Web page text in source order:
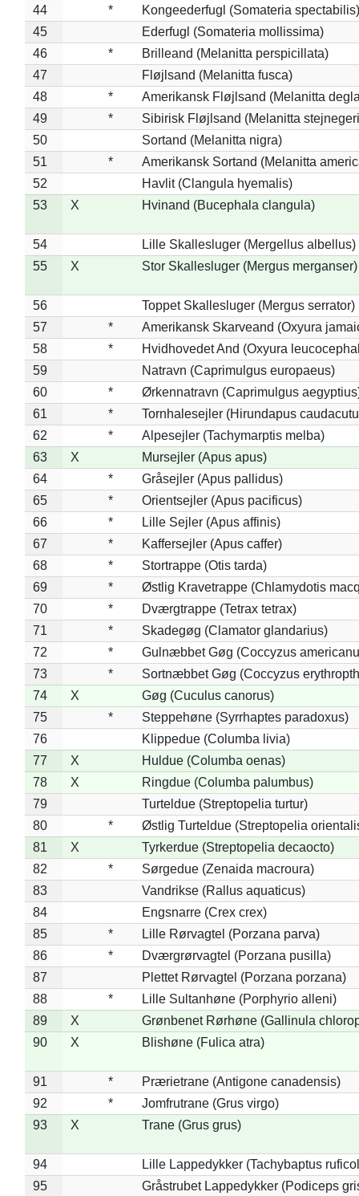
44
*
Kongeederfugl (Somateria spectabilis)
45
Ederfugl (Somateria mollissima)
46
*
Brilleand (Melanitta perspicillata)
47
Fløjlsand (Melanitta fusca)
48
*
Amerikansk Fløjlsand (Melanitta
49
*
Sibirisk Fløjlsand (Melanitta
50
Sortand (Melanitta nigra)
51
*
Amerikansk Sortand (Melanitta
52
Havlit (Clangula hyemalis)
53
X Hvinand (Bucephala clangula)
54
Lille Skallesluger (Mergellus albellus)
55
X Stor Skallesluger (Mergus merganser)
56
Toppet Skallesluger (Mergus serrator)
57
*
Amerikansk Skarveand (Oxyura
58
*
Hvidhovedet And (Oxyura
59
Natravn (Caprimulgus europaeus)
60
*
Ørkennatravn (Caprimulgus
61
*
Tornhalesejler (Hirundapus
62
*
Alpesejler (Tachymarptis melba)
63
X
Mursejler (Apus apus)
64
*
Gråsejler (Apus pallidus)
65
*
Orientsejler (Apus pacificus)
66
*
Lille Sejler (Apus affinis)
67
*
Kaffersejler (Apus caffer)
68
*
Stortrappe (Otis tarda)
69
*
Østlig Kravetrappe (Chlamydotis
70
*
Dværgtrappe (Tetrax tetrax)
71
*
Skadegøg (Clamator glandarius)
72
*
Gulnæbbet Gøg (Coccyzus
73
*
Sortnæbbet Gøg (Coccyzus
74
X
Gøg (Cuculus canorus)
75
*
Steppehøne (Syrrhaptes paradoxus)
76
Klippedue (Columba livia)
77
X
Huldue (Columba oenas)
78
X
Ringdue (Columba palumbus)
79
Turteldue (Streptopelia turtur)
80
*
Østlig Turteldue (Streptopelia
81
X
Tyrkerdue (Streptopelia decaocto)
82
*
Sørgedue (Zenaida macroura)
83
Vandrikse (Rallus aquaticus)
84
Engsnarre (Crex crex)
85
*
Lille Rørvagtel (Porzana parva)
86
*
Dværgrørvagtel (Porzana pusilla)
87
Plettet Rørvagtel (Porzana porzana)
88
*
Lille Sultanhøne (Porphyrio alleni)
89
X
Grønbenet Rørhøne (Gallinula
90
X Blishøne (Fulica atra)
91 *
Prærietrane (Antigone canadensis)
92
*
Jomfrutrane (Grus virgo)
93
X Trane (Grus grus)
94
Lille Lappedykker (Tachybaptus
95
Gråstrubet Lappedykker (Podiceps